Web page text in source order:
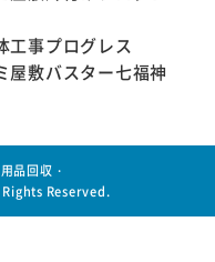
品回収・
Reserved.